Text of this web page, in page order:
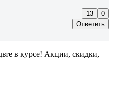
Ответить
13 0
в курсе! Акции, скидки,